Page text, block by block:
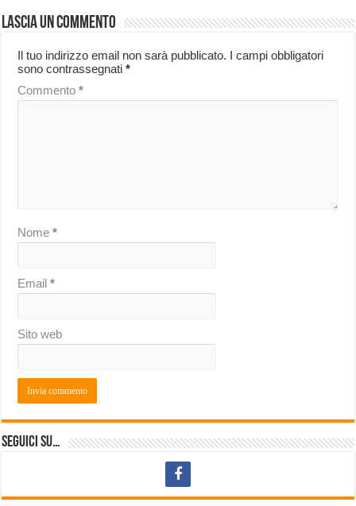
Lascia un commento
Il tuo indirizzo email non sarà pubblicato. I campi obbligatori
sono contrassegnati*
Commento*
Nome*
Email*
Sito web
Seguici su…